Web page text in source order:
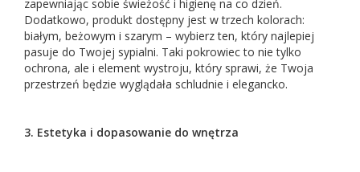
zapewniając sobie świeżość i higienę na co dzień.
Dodatkowo, produkt dostępny jest w trzech kolorach:
białym, beżowym i szarym – wybierz ten, który najlepiej
pasuje do Twojej sypialni. Taki pokrowiec to nie tylko
ochrona, ale i element wystroju, który sprawi, że Twoja
przestrzeń będzie wyglądała schludnie i elegancko.
3. Estetyka i dopasowanie do wnętrza